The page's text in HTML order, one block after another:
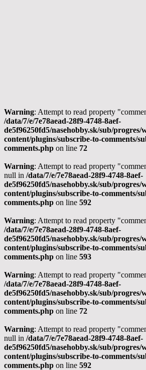
Warning: Attempt to read property
/data/7/e/7e78aead-28f9-4748-8aef-
de5f96250fd5/nasehobby.sk/sub/progres/
content/plugins/subscribe-to-comments/
comments.php on line 72
Warning: Attempt to read property
null in /data/7/e/7e78aead-28f9-4748-8aef-
de5f96250fd5/nasehobby.sk/sub/progres/
content/plugins/subscribe-to-comments/
comments.php on line 592
Warning: Attempt to read property
/data/7/e/7e78aead-28f9-4748-8aef-
de5f96250fd5/nasehobby.sk/sub/progres/
content/plugins/subscribe-to-comments/
comments.php on line 593
Warning: Attempt to read property
/data/7/e/7e78aead-28f9-4748-8aef-
de5f96250fd5/nasehobby.sk/sub/progres/
content/plugins/subscribe-to-comments/
comments.php on line 72
Warning: Attempt to read property
null in /data/7/e/7e78aead-28f9-4748-8aef-
de5f96250fd5/nasehobby.sk/sub/progres/
content/plugins/subscribe-to-comments/
comments.php on line 592